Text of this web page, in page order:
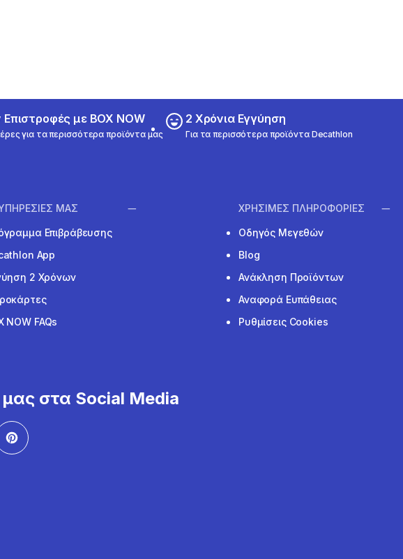
με BOX NOW
για τα περισσότερα προϊόντα μας
2 Χρόνια Εγγύηση
Για τα περισσότερα προϊόντα Decathlon
ΜΑΣ
Επιβράβευσης
App
2 Χρόνων
NOW FAQs
ΧΡΗΣΙΜΕΣ ΠΛΗΡΟΦΟΡΙΕΣ
Οδηγός Μεγεθών
Blog
Ανάκληση Προϊόντων
Αναφορά Ευπάθειας
Ρυθμίσεις Cookies
στα Social Media